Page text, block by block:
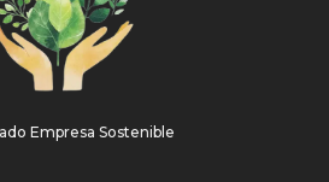
Empresa Sostenible